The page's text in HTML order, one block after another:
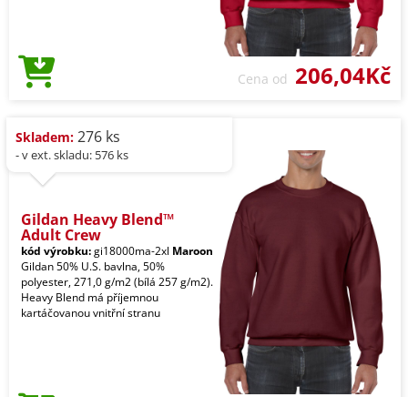
Cena od 206,04Kč
Skladem: 276 ks
- v ext. skladu: 576 ks
Gildan Heavy Blend™
Adult Crew
kód výrobku:gi18000ma-2xl Maroon
Gildan 50% U.S. bavlna, 50%
polyester, 271,0 g/m2 (bílá 257 g/m2).
Heavy Blend má příjemnou
kartáčovanou vnitřní stranu